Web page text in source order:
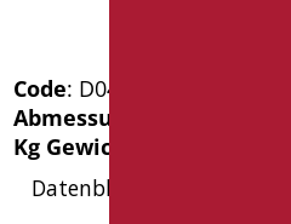
Code: D0427/01
Abmessungen
Kg Gewicht der
Datenblatt